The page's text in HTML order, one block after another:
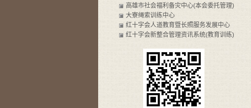
高雄市社会褔利备灾中心(本会委托管理)
大寮绳索训练中心
红十字会人道教育暨长照服务发展中心
红十字会新整合管理资讯系统(教育训练)